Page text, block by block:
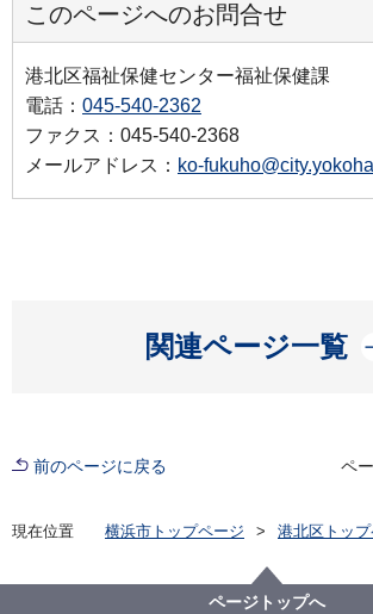
このページへのお問合せ
港北区福祉保健センター福祉保健課
電話： 045-540-2362
ファクス：045-540-2368
メールアドレス： ko-
関連ページ一覧
開く
前のページに戻る ペ
現在位置 横浜市トップページ
港北区トッ
ページトップへ